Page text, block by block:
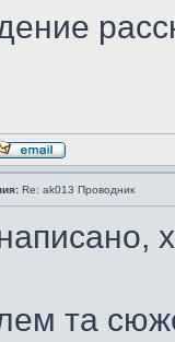
Re: ak013 Проводник
та